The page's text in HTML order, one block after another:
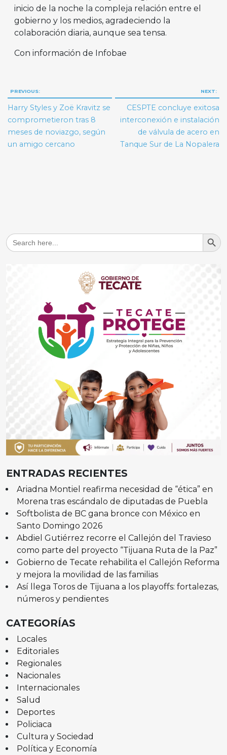
inicio de la noche la compleja relación entre el
gobierno y los medios, agradeciendo la
colaboración diaria, aunque sea tensa.
Con información de Infobae
Navegación
de
entradas
PREVIOUS:
Harry Styles y Zoë Kravitz se
comprometieron tras 8
meses de noviazgo, según
un amigo cercano
NEXT:
CESPTE concluye exitosa
interconexión e instalación
de válvula de acero en
Tanque Sur de La Nopalera
Search
for:
Search
ENTRADAS RECIENTES
Ariadna Montiel reafirma necesidad de “ética” en
Morena tras escándalo de diputadas de Puebla
Softbolista de BC gana bronce con México en
Santo Domingo 2026
Abdiel Gutiérrez recorre el Callejón del Travieso
como parte del proyecto “Tijuana Ruta de la Paz”
Gobierno de Tecate rehabilita el Callejón Reforma
y mejora la movilidad de las familias
Así llega Toros de Tijuana a los playoffs: fortalezas,
números y pendientes
CATEGORÍAS
Locales
Editoriales
Regionales
Nacionales
Internacionales
Salud
Deportes
Policiaca
Cultura y Sociedad
Política y Economía